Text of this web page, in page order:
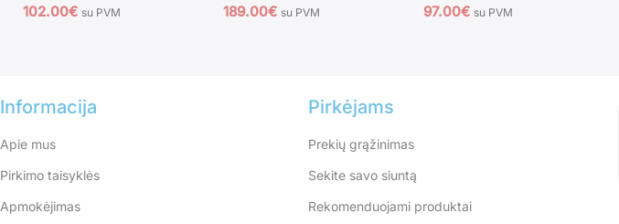
102.00€ su PVM 189.00€ su PVM 97.00€ su PVM
Informacija
Apie mus
Pirkimo taisyklės
Apmokėjimas
Pirkėjams
Prekių grąžinimas
Sekite savo siuntą
Rekomenduojami produktai